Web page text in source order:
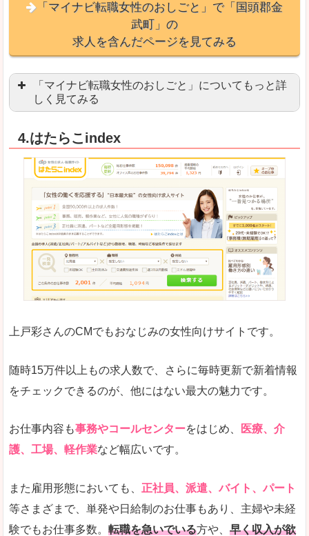
「マイナビ転職女性のおしごと」で「国頭郡金
武町」の
求人を含んだページを見てみる
「マイナビ転職女性のおしごと」についてもっと詳
しく見てみる
良いところ
「自分のペースで働きたい」「キャリアアップ」
はじめての転職についてのお役立ち情報が満載で
悪いところ
求人の掲載が少し見づらい印象があります。求人
給与が見た目ですぐにわからないことが多いです
詳しい説明 サイト内の検索の人気ワードで英語や中国語など
人気度 普通のマイナビの方を使っている方が多く、女
さまざまな検索機能が充実しており、条件面やこ
ただし、求人情報が少し見づらいです。
「マイナビ転職女性のおしごと」で「国頭郡金
武町」の
求人を含んだページを見てみる
4.はたらこindex
上戸彩さんのCMでもおなじみの女性向けサイトです。
随時15万件以上もの求人数で、さらに毎時更新で新着情報
をチェックできるのが、他にはない最大の魅力です。
お仕事内容も事務やコールセンターをはじめ、
医療、介
護、工場、軽作業など幅広いです。
また雇用形態においても、 正社員、派遣、バイト、パート
等さまざまで、単発や日給制のお仕事もあり、主婦や未経
験でもお仕事多数。 転職を急いでいる方や、 早く収入が欲